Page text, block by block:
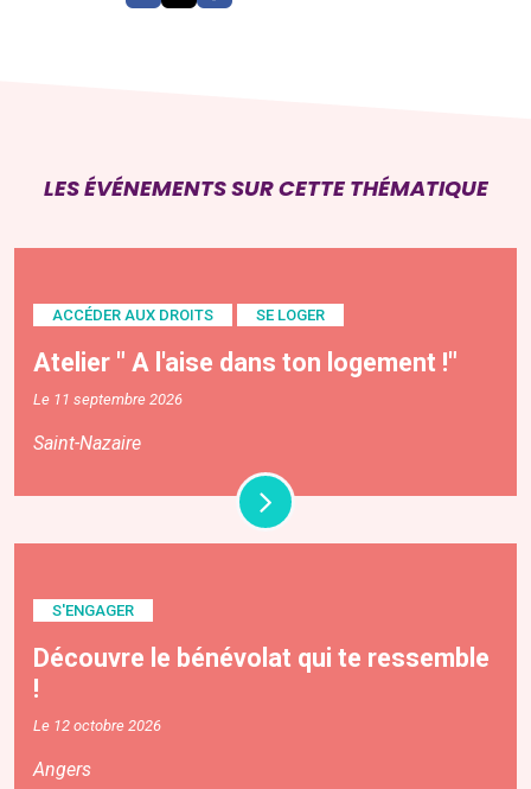
LES ÉVÉNEMENTS SUR CETTE THÉMATIQUE
ACCÉDER AUX DROITS SE LOGER
Atelier " A l'aise dans ton logement !"
Le 11 septembre 2026
Saint-Nazaire
S'ENGAGER
Découvre le bénévolat qui te ressemble
!
Le 12 octobre 2026
Angers